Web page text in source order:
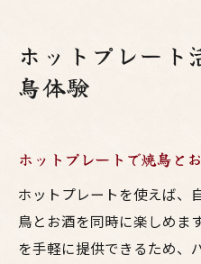
ホットプレート
鳥体験
ホットプレートで焼鳥と
ホットプレートを使えば、
鳥とお酒を同時に楽しめま
を手軽に提供できるため、